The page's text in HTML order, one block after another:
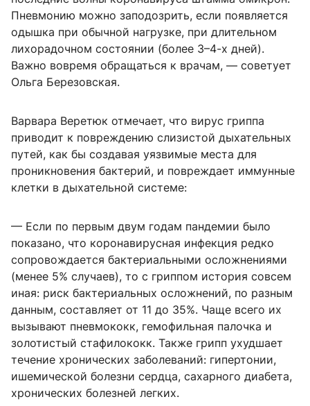
Пневмонию можно заподозрить, если появляется
одышка при обычной нагрузке, при длительном
лихорадочном состоянии (более 3–4-х дней).
Важно вовремя обращаться к врачам, — советует
Ольга Березовская.
Варвара Веретюк отмечает, что вирус гриппа
приводит к повреждению слизистой дыхательных
путей, как бы создавая уязвимые места для
проникновения бактерий, и повреждает иммунные
клетки в дыхательной системе:
— Если по первым двум годам пандемии было
показано, что коронавирусная инфекция редко
сопровождается бактериальными осложнениями
(менее 5% случаев), то с гриппом история совсем
иная: риск бактериальных осложнений, по разным
данным, составляет от 11 до 35%. Чаще всего их
вызывают пневмококк, гемофильная палочка и
золотистый стафилококк. Также грипп ухудшает
течение хронических заболеваний: гипертонии,
ишемической болезни сердца, сахарного диабета,
хронических болезней легких.